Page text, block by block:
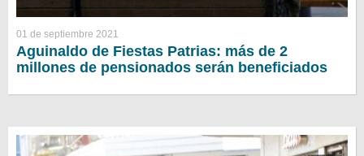
01 de septiembre 2021
Aguinaldo de Fiestas Patrias: más de 2
millones de pensionados serán beneficiados